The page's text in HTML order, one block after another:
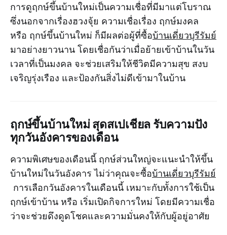
การดูฤกษ์ขึ้นบ้านใหม่เป็นความเชื่อที่มีมาแต่โบราณ
ซึ่งนอกจากเรื่องฮวงจุ้ย ความเชื่อเรื่อง ฤกษ์มงคล
หรือ ฤกษ์ขึ้นบ้านใหม่ ก็มีผลต่อผู้ที่ซื้อบ้านเดี่ยวบุรีรัมย์
มาอย่างยาวนาน โดยเชื่อกันว่าเมื่อย้ายเข้าบ้านในวัน
เวลาที่เป็นมงคล จะช่วยเสริมให้ชีวิตมีความสุข สงบ
เจริญรุ่งเรือง และป้องกันสิ่งไม่ดีเข้ามาในบ้าน
ฤกษ์ขึ้นบ้านใหม่ สุดสเปเชียล รับความปัง
ทุกวันอังคารของเดือน
ความพิเศษของเดือนนี้ ฤกษ์ส่วนใหญ่จะแนะนำให้ขึ้น
บ้านใหม่ในวันอังคาร ไม่ว่าคุณจะซื้อบ้านเดี่ยวบุรีรัมย์
การเลือกวันอังคารในเดือนนี้ เหมาะกับทั้งการใช้เป็น
ฤกษ์เข้าบ้าน หรือ เริ่มเปิดกิจการใหม่ โดยมีความเชื่อ
ว่าจะช่วยดึงดูดโชคและความมั่นคงให้กับผู้อยู่อาศัย